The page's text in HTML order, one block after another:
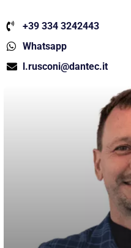
+39 334 3242443
Whatsapp
l.rusconi@dantec.it